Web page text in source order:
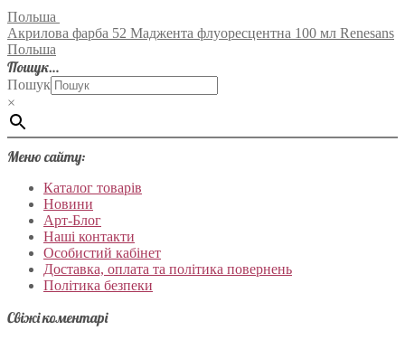
Польша
Акрилова фарба 52 Маджента флуоресцентна 100 мл Renesans
Польша
Пошук…
Пошук
×
Меню сайту:
Каталог товарів
Новини
Арт-Блог
Наші контакти
Особистий кабінет
Доставка, оплата та політика повернень
Політика безпеки
Свіжі коментарі